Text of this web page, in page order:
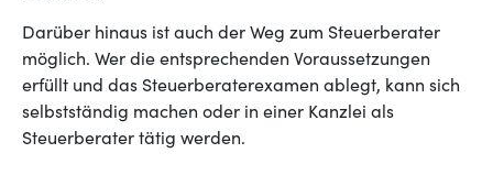
Darüber hinaus ist auch der Weg zum Steuerberater
möglich. Wer die entsprechenden Voraussetzungen
erfüllt und das Steuerberaterexamen ablegt, kann sich
selbstständig machen oder in einer Kanzlei als
Steuerberater tätig werden.